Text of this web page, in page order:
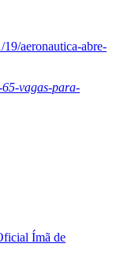
aeronautica-abre-
vagas-para-
Ímã de